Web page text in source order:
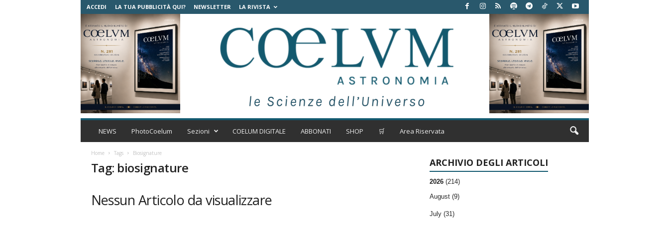
ACCEDI LA TUA PUBBLICITÀ QUI? NEWSLETTER LA RIVISTA
C
m
t
NEWS PhotoCoelum Sezioni COELUM DIGITALE ABBONATI SHOP 🛒 Area Riservata
Home Tags Biosignature
Tag: biosignature
Nessun Articolo da visualizzare
ARCHIVIO DEGLI ARTICOLI
2026 (214)
August (9)
July (31)